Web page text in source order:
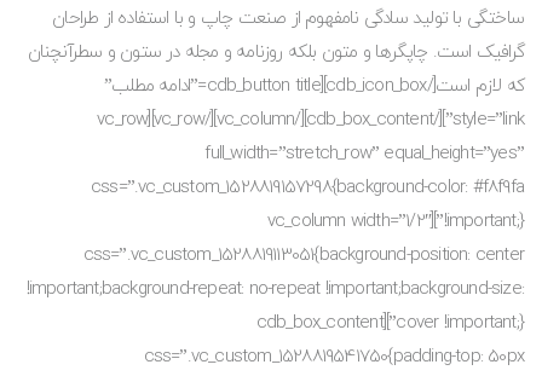
ساختگی با تولید سادگی نامفهوم از صنعت چاپ و با استفاده از طراحان
گرافیک است. چاپگرها و متون بلکه روزنامه و مجله در ستون و سطرآنچنان
که لازم است[/cdb_icon_box][cdb_button title=”ادامه مطلب”
style=”link”][/cdb_box_content][/vc_column][/vc_row][vc_row
full_width=”stretch_row” equal_height=”yes”
css=”.vc_custom_1528819157298{background-color: #f8f9fa
!important;}”][vc_column width=”1/2″
css=”.vc_custom_1528819113051{background-position: center
!important;background-repeat: no-repeat !important;background-size:
cover !important;}”][cdb_box_content
css=”.vc_custom_1528819541750{padding-top: 50px